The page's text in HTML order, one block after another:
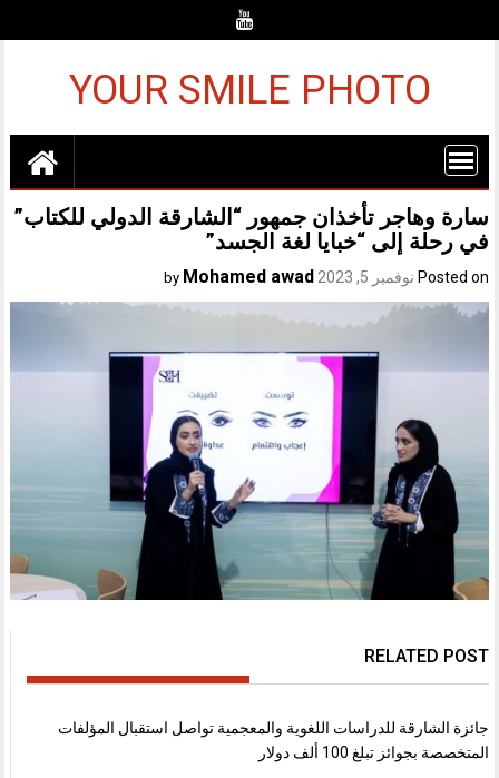
YOUR SMILE PHOTO
سارة وهاجر تأخذان جمهور “الشارقة الدولي للكتاب”
في رحلة إلى “خبايا لغة الجسد”
Posted on نوفمبر 5, 2023 Mohamed awad
RELATED POST
جائزة الشارقة للدراسات اللغوية والمعجمية تواصل استقبال المؤلفات
المتخصصة بجوائز تبلغ 100 ألف دولار